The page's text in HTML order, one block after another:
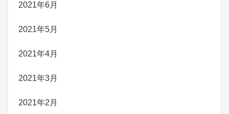
2021年6月
2021年5月
2021年4月
2021年3月
2021年2月